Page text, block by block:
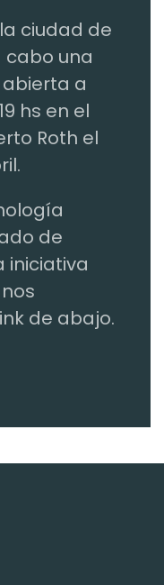
ciudad de
cabo una
a
hs en el
Roth el
de
iniciativa
de abajo.